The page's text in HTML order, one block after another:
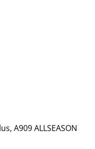
A909 ALLSEASON